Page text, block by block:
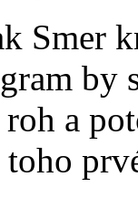
Smer
by
a